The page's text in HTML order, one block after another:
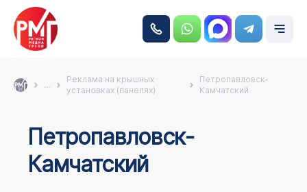
...
Реклама на крышных
установках (панелях)
Петропавловск-
Камчатский
Петропавловск-
Камчатский